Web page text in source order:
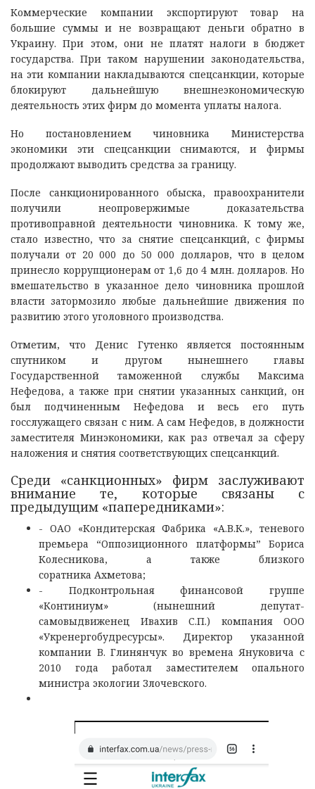
Коммерческие компании экспортируют товар на
большие суммы и не возвращают деньги обратно в
Украину. При этом, они не платят налоги в бюджет
государства. При таком нарушении законодательства,
на эти компании накладываются спецсанкции, которые
блокируют дальнейшую внешнеэкономическую
деятельность этих фирм до момента уплаты налога.
Но постановлением чиновника Министерства
экономики эти спецсанкции снимаются, и фирмы
продолжают выводить средства за границу.
После санкционированного обыска, правоохранители
получили неопровержимые доказательства
противоправной деятельности чиновника. К тому же,
стало известно, что за снятие спецсанкций, с фирмы
получали от 20 000 до 50 000 долларов, что в целом
принесло коррупционерам от 1,6 до 4 млн. долларов. Но
вмешательство в указанное дело чиновника прошлой
власти затормозило любые дальнейшие движения по
развитию этого уголовного производства.
Отметим, что Денис Гутенко является постоянным
спутником и другом нынешнего главы
Государственной таможенной службы Максима
Нефедова, а также при снятии указанных санкций, он
был подчиненным Нефедова и весь его путь
госслужащего связан с ним. А сам Нефедов, в должности
заместителя Минэкономики, как раз отвечал за сферу
наложения и снятия соответствующих спецсанкций.
Среди «санкционных» фирм заслуживают
внимание те, которые связаны с
предыдущим «папередниками»:
- ОАО «Кондитерская Фабрика «А.В.К.», теневого
премьера “Оппозиционного платформы” Бориса
Колесникова, а также близкого
соратника Ахметова;
- Подконтрольная финансовой группе
«Континиум» (нынешний депутат-
самовыдвиженец Ивахив С.П.) компания ООО
«Укренергобудресурсы». Директор указанной
компании В. Глинянчук во времена Януковича с
2010 года работал заместителем опального
министра экологии Злочевского.